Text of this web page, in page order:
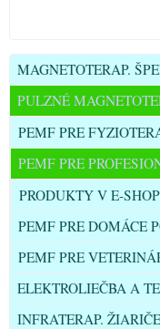
MAGNETOTERAP.
PULZNÉ
PEMF PRE
PEMF PRE
PRODUKTY V E-
PEMF PRE DOMÁCE
PEMF PRE
ELEKTROLIEČBA A
INFRATERAP. ŽIARIČE